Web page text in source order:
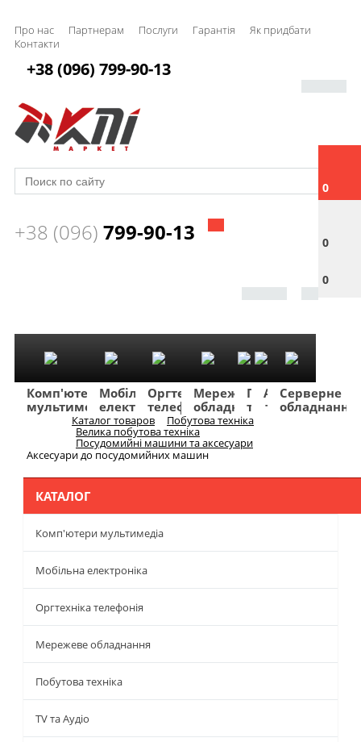
Про нас Партнерам Послуги Гарантія
Як придбати
Контакти
0
0
0
+38 (096) 799-90-13
+38 (096) 799-90-13
Комп'ютери
мультимедіа
Мобільна
електроніка
Оргтехніка
телефонія
Мережеве
обладнання
Побутова
техніка
TV
та
Фото
та
Авто
та
Серверне
обладнання
Каталог товаров Побутова техніка
Велика побутова техніка
Посудомийні машини та аксесуари
Аксесуари до посудомийних машин
КАТАЛОГ
Комп'ютери мультимедіа
Мобільна електроніка
Оргтехніка телефонія
Мережеве обладнання
Побутова техніка
TV та Аудіо